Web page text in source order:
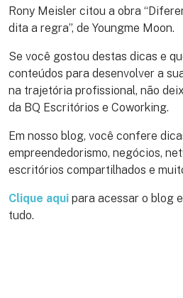
Rony Meisler citou a obra
dita a regra”, de Youngme Moon.
Se você gostou destas dicas e
conteúdos para desenvolver a
na trajetória profissional, não
da BQ Escritórios e Coworking.
Em nosso blog, você confere
empreendedorismo, negócios,
escritórios compartilhados e
Clique aqui para acessar o blog
tudo.